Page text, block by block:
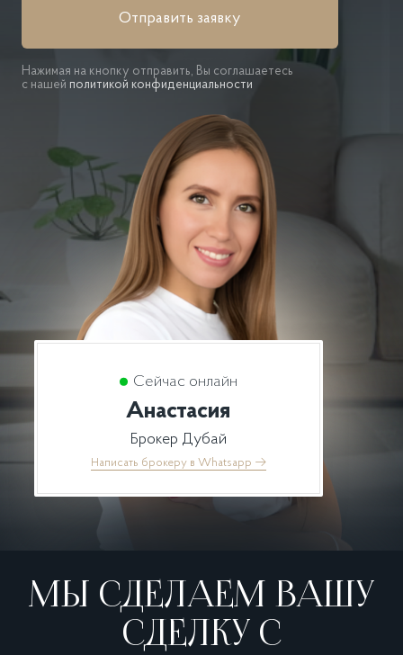
Сейчас онлайн
Анастасия
Брокер Дубай
Написать брокеру в Whatsapp →
Отправить заявку
Нажимая на кнопку отправить, Вы соглашаетесь
с нашей политикой конфиденциальности
МЫ СДЕЛАЕМ ВАШУ
СДЕЛКУ С